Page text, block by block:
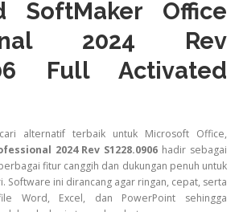
SoftMaker Office
2024 Rev
Full Activated
alternatif terbaik untuk Microsoft Office,
2024 Rev S1228.0906 hadir sebagai
fitur canggih dan dukungan penuh untuk
Software ini dirancang agar ringan, cepat, serta
Word, Excel, dan PowerPoint sehingga